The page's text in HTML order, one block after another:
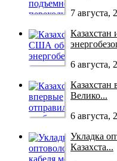
7 августа,
6 августа,
Казахстан
Велико...
6 августа,
Укладка
Казахста...